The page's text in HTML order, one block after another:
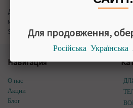
Доставка в Киеве, Украине
мужчин и женщин – купить Chandi в
Shop
Навигация
О нас
Акции
Блог
Для продовження,
Російська Українська